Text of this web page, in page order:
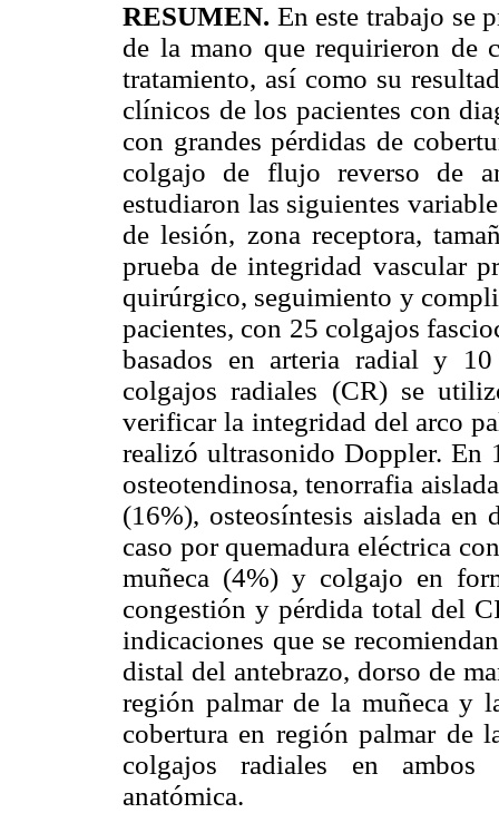
RESUMEN. En este trabajo se
de la mano que requirieron de
tratamiento, así como su
clínicos de los pacientes con
con grandes pérdidas de
colgajo de flujo reverso de
estudiaron las siguientes
de lesión, zona receptora,
prueba de integridad vascular
quirúrgico, seguimiento y
pacientes, con 25 colgajos
basados en arteria radial y
colgajos radiales (CR) se
verificar la integridad del arco
realizó ultrasonido Doppler. En
osteotendinosa, tenorrafia
(16%), osteosíntesis aislada
caso por quemadura eléctrica
muñeca (4%) y colgajo en
congestión y pérdida total del
indicaciones que se
distal del antebrazo, dorso de
región palmar de la muñeca y
cobertura en región palmar de
colgajos radiales en ambos
anatómica.